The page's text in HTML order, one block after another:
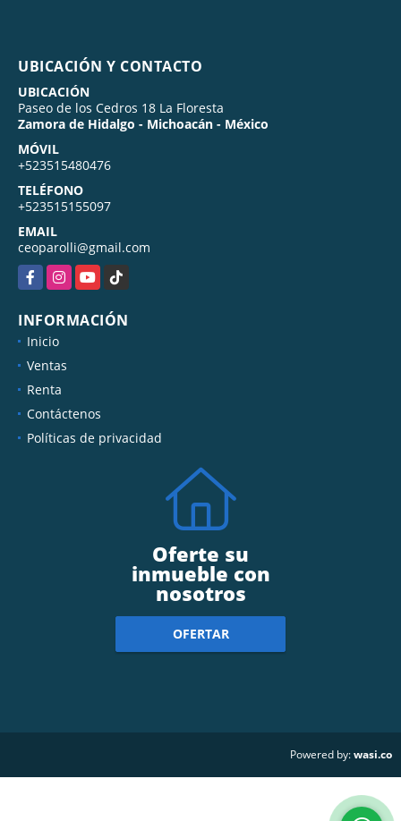
UBICACIÓN Y CONTACTO
UBICACIÓN
Paseo de los Cedros 18 La Floresta
Zamora de Hidalgo - Michoacán - México
MÓVIL
+523515480476
TELÉFONO
+523515155097
EMAIL
ceoparolli@gmail.com
FacebookInstagramYouTubeTikTok
INFORMACIÓN
Inicio
Ventas
Renta
Contáctenos
Políticas de privacidad
Oferte su
inmueble con
nosotros
OFERTAR
Powered by:wasi.co